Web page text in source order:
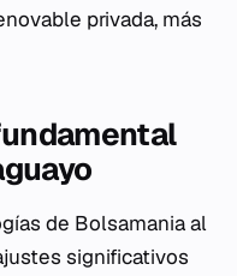
privada, más
de Bolsamania al
significativos